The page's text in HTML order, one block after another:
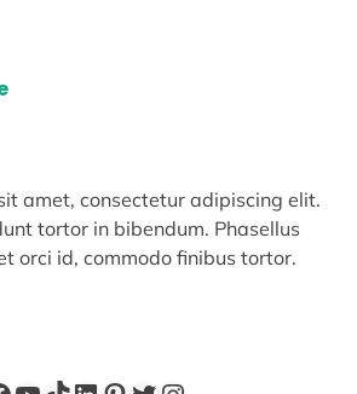
amet, consectetur adipiscing elit.
tortor in bibendum. Phasellus
orci id, commodo finibus tortor.